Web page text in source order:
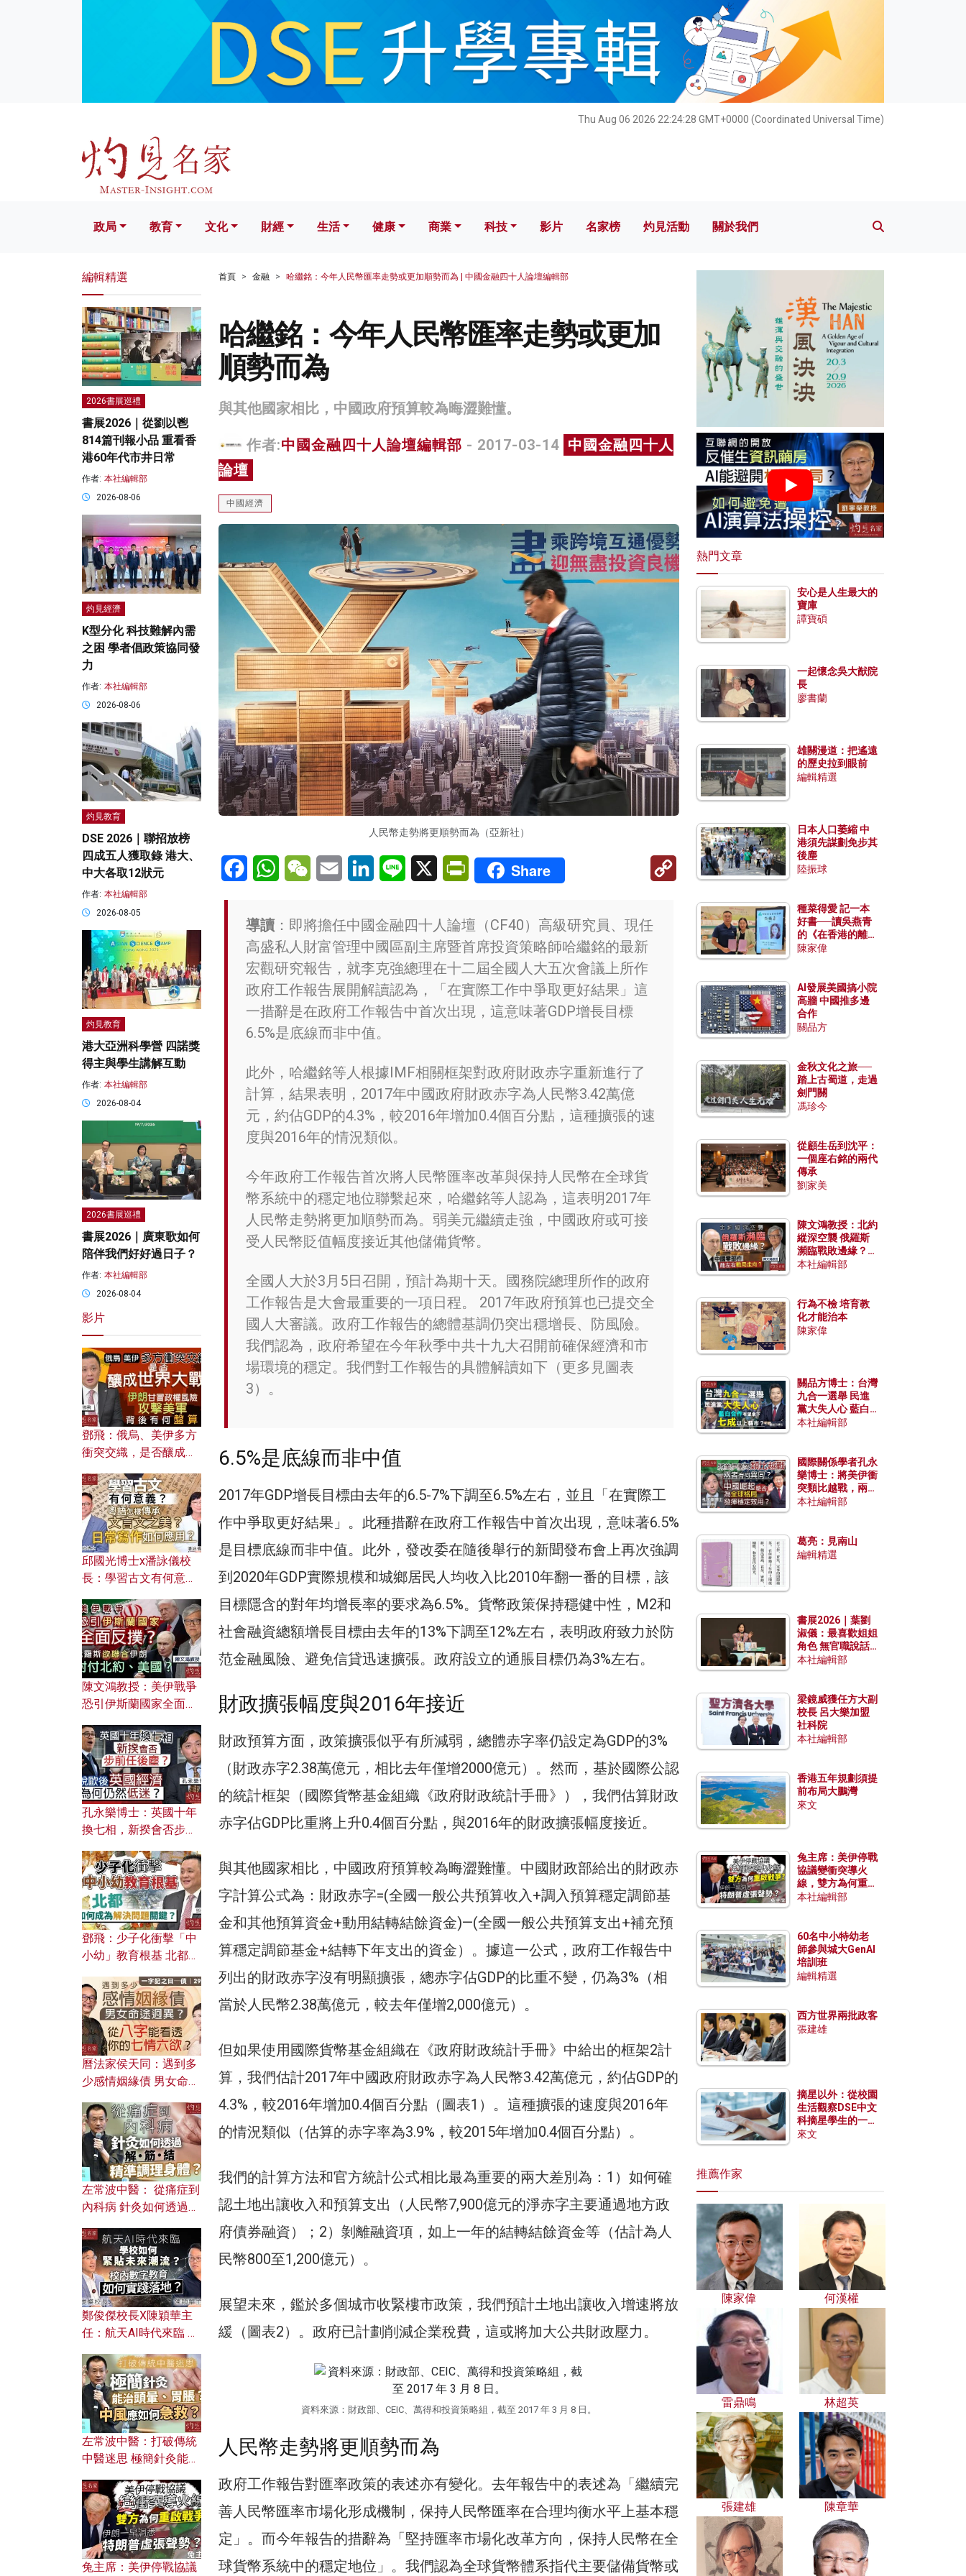
Thu Aug 06 2026 22:24:30 GMT+0000 (Coordinated Universal Time)
文化 財經 生活 健康 科技 影片 名家榜 灼見活動 關於我們
政局 教育 文化 財經 生活 健康 商業 科技 影片 名家榜 灼見活動 關於我們
首頁 金融 哈繼銘：今年人民幣匯率走勢或更加順勢而為 | 中國金融四十人論壇編輯部
哈繼銘：今年人民幣匯率走勢或更加
順勢而為
與其他國家相比，中國政府預算較為晦澀難懂。
作者:中國金融四十人論壇編輯部 - 2017-03-14 中國金融四十人
論壇
中國經濟
人民幣走勢將更順勢而為（亞新社）
FacebookWhatsAppWeChatEmail LinkedInLine X PrintFriendly
Share
Copy
導讀 ：即將擔任中國金融四十人論壇（CF40）高級研究員、現任
高盛私人財富管理中國區副主席暨首席投資策略師哈繼銘的最新
宏觀研究報告，就李克強總理在十二屆全國人大五次會議上所作
政府工作報告展開解讀認為，「在實際工作中爭取更好結果」這
一措辭是在政府工作報告中首次出現，這意味著GDP增長目標
6.5%是底線而非中值。
此外，哈繼銘等人根據IMF相關框架對政府財政赤字重新進行了
計算，結果表明，2017年中國政府財政赤字為人民幣3.42萬億
元，約佔GDP的4.3%，較2016年增加0.4個百分點，這種擴張的速
度與2016年的情況類似。
今年政府工作報告首次將人民幣匯率改革與保持人民幣在全球貨
幣系統中的穩定地位聯繫起來，哈繼銘等人認為，這表明2017年
人民幣走勢將更加順勢而為。弱美元繼續走強，中國政府或可接
受人民幣貶值幅度接近其他儲備貨幣。
全國人大於3月5日召開，預計為期十天。國務院總理所作的政府
工作報告是大會最重要的一項日程。 2017年政府預算也已提交全
國人大審議。政府工作報告的總體基調仍突出穩增長、防風險。
我們認為，政府希望在今年秋季中共十九大召開前確保經濟和市
場環境的穩定。我們對工作報告的具體解讀如下（更多見圖表
3）。
6.5%是底線而非中值
2017年GDP增​​長目標由去年的6.5-7%下調至6.5%左右，並且「在實際工
作中爭取更好結果」。此種措辭在政府工作報告中首次出現，意味著6.5%
是目標底線而非中值。此外，發改委在隨後舉行的新聞發布會上再次強調
到2020年GDP實際規模和城鄉居民人均收入比2010年翻一番的目標，該
目標隱含的對年均增長率的要求為6.5%。貨幣政策保持穩健中性，M2和
社會融資總額增長目標由去年的13%下調至12%左右，表明政府致力於防
范金融風險、避免信貸迅速擴張。政府設立的通脹目標仍為3%左右。
財政擴張幅度與2016年接近
財政預算方面，政策擴張似乎有所減弱，總體赤字率仍設定為GDP的3%
（財政赤字2.38萬億元，相比去年僅增2000億元）。然而，基於國際公認
的統計框架（國際貨幣基金組織《政府財政統計手冊》），我們估算財政
赤字佔GDP比重將上升0.4個百分點，與2016年的財政擴張幅度接近。
與其他國家相比，中國政府預算較為晦澀難懂。中國財政部給出的財政赤
字計算公式為：財政赤字=(全國一般公共預算收入+調入預算穩定調節基
金和其他預算資金+動用結轉結餘資金)—(全國一般公共預算支出+補充預
算穩定調節基金+結轉下年支出的資金）。據這一公式，政府工作報告中
列出的財政赤字沒有明顯擴張，總赤字佔GDP的比重不變，仍為3%（相
當於人民幣2.38萬億元，較去年僅增2,000億元）。
但如果使用國際貨幣基金組織在《政府財政統計手冊》中給出的框架2計
算，我們估計2017年中國政府財政赤字為人民幣3.42萬億元，約佔GDP的
4.3%，較2016年增加0.4個百分點（圖表1）。這種擴張的速度與2016年
的情況類似（估算的赤字率為3.9%，較2015年增加0.4個百分點）。
我們的計算方法和官方統計公式相比最為重要的兩大差別為：1）如何確
認土地出讓收入和預算支出（人民幣7,900億元的淨赤字主要通過地方政
府債券融資）；2）剝離融資項，如上一年的結轉結餘資金等（估計為人
民幣800至1,200億元）。
展望未來，鑑於多個城市收緊樓市政策，我們預計土地出讓收入增速將放
緩（圖表2）。政府已計劃削減企業稅費，這或將加大公共財政壓力。
資料來源：財政部、CEIC、萬得和投資策略組，截至 2017 年 3 月 8 日。
人民幣走勢將更順勢而為
政府工作報告對匯率政策的表述亦有變化。去年報告中的表述為「繼續完
善人民幣匯率市場化形成機制，保持人民幣匯率在合理均衡水平上基本穩
定」。而今年報告的措辭為「堅持匯率市場化改革方向，保持人民幣在全
球貨幣系統中的穩定地位」。我們認為全球貨幣體系指代主要儲備貨幣或
編輯精選
2026書展巡禮
書展2026｜從劉以鬯
814篇刊報小品 重看香
港60年代市井日常
作者: 本社編輯部
2026-08-06
灼見經濟
K型分化 科技難解內需
之困 學者倡政策協同發
力
作者: 本社編輯部
2026-08-06
灼見教育
DSE 2026｜聯招放榜
四成五人獲取錄 港大、
中大各取12狀元
作者: 本社編輯部
2026-08-05
灼見教育
港大亞洲科學營 四諾獎
得主與學生講解互動
作者: 本社編輯部
2026-08-04
2026書展巡禮
書展2026｜廣東歌如何
陪伴我們好好過日子？
作者: 本社編輯部
2026-08-04
影片
鄧飛：俄烏、美伊多方
衝突交織，是否釀成世
風險攻擊美軍，背後有
何盤算？
邱國光博士x潘詠儀校
長：學習古文有何意
文之美？ 日常寫作如何
應用？
陳文鴻教授：美伊戰爭
恐引伊斯蘭國家全面反
對付北約美國？
孔永樂博士：英國十年
換七相，新揆會否步前
濟為何仍然低迷？
鄧飛：少子化衝擊「中
小幼」教育根基 北都如
曆法家侯天同：遇到多
少感情姻緣債 男女命途
的七情六欲？
左常波中醫： 從痛症到
內科病 針灸如何透過解
鄭俊傑校長X陳穎華主
任：航天AI時代來臨 學
校內數字教育如何實踐
落地？
左常波中醫：打破傳統
中醫迷思 極簡針灸能治
何急救？
兔主席：美伊停戰協議
熱門文章
安心是人生最大的
寶庫
譚寶碩
一起懷念吳大猷院
長
廖書蘭
雄關漫道：把遙遠
的歷史拉到眼前
編輯精選
日本人口萎縮 中
港須先謀劃免步其
後塵
陸振球
種菜得愛 記一本
好書──讀吳燕青
的《在香港的離島
種菜》
陳家偉
AI發展美國搞小院
高牆 中國推多邊
合作
關品方
金秋文化之旅──
踏上古蜀道，走過
劍門關
馮珍今
從顧生岳到沈平：
一個座右銘的兩代
傳承
劉家美
陳文鴻教授：北約
縱深空襲 俄羅斯
瀕臨戰敗邊緣？中
國零部件能左右戰
本社編輯部
行為不檢 培育教
化才能治本
陳家偉
關品方博士：台灣
九合一選舉 民進
黨大失人心 藍白
合作有望拿下七成
本社編輯部
國際關係學者孔永
樂博士：將美伊衝
突類比越戰，兩者
有何異同？中國崛
本社編輯部
葛亮：見南山
編輯精選
書展2026｜葉劉
淑儀：最喜歡姐姐
角色 無官職說話
包袱少
本社編輯部
梁鏡威獲任方大副
校長 呂大樂加盟
社科院
本社編輯部
香港五年規劃須提
前布局大鵬灣
來文
兔主席：美伊停戰
協議變衝突導火
線，雙方為何重啟
戰爭？伊朗一早洞
本社編輯部
60名中小特幼老
師參與城大GenAI
培訓班
編輯精選
西方世界兩批政客
張建雄
摘星以外：從校園
生活觀察DSE中文
科摘星學生的一點
特質
來文
推薦作家
陳家偉 何漢權
雷鼎鳴 林超英
張建雄 陳章華